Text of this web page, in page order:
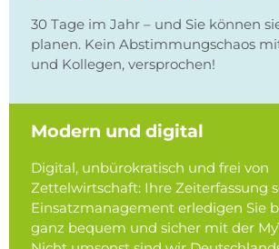
30 Tage im Jahr – und Sie können
planen. Kein Abstimmungschaos
und Kollegen, versprochen!
Modern und digital
Digital, unbürokratisch und frei von
Zettelwirtschaft: Ihre Zeiterfassung
Einsatzmanagement erledigen Sie
ganz bequem und sicher mit der